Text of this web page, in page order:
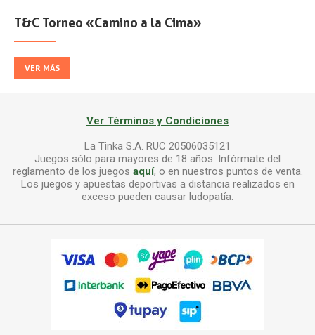
T&C Torneo «Camino a la Cima»
VER MÁS
Ver Términos y Condiciones
La Tinka S.A. RUC 20506035121
Juegos sólo para mayores de 18 años. Infórmate del
reglamento de los juegos aquí, o en nuestros puntos de venta.
Los juegos y apuestas deportivas a distancia realizados en
exceso pueden causar ludopatía.